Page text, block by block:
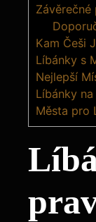
Kam Češi
Líbánky s
Nejlepší
Líbánky
Města pro